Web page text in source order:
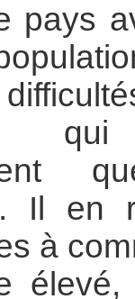
pays
Il en
à
élevé,